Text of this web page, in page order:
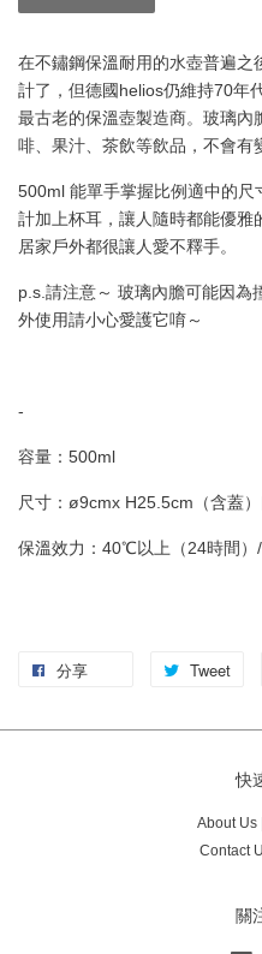
在不鏽鋼保溫耐用的水壺普遍之
計了，但德國helios仍維持70年
最古老的保溫壺製造商。玻璃內
啡、果汁、茶飲等飲品，不會有
500ml 能單手掌握比例適中的
計加上杯耳，讓人隨時都能優雅
居家戶外都很讓人愛不釋手。
p.s.請注意～ 玻璃內膽可能因為
外使用請小心愛護它唷～
-
容量：500ml
尺寸：ø9cmx H25.5cm（含蓋
保溫效力：40℃以上（24時間
分享 Tweet
快
About Us
Contact
關